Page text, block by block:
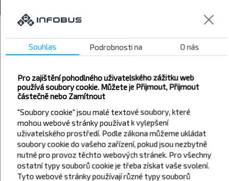
Autobusová nádraží a zastávky
Vlak. Nádr., (McDonald)
Aut. Nádr., prospekt Gagarina 22
nam. Pobedy 62, OC "Alekseevskiy"
Vlak. Nádr.
Aut. Nádr., Moskovskij prospekt 299a
Stanice metra, "Kholodna Gora"
ul. Plekhanovskaya 65, stadion "Metalist"
"McDonalds" (ul. Połtawa Way 57)
Bus Station, "Privokzalnaya", ul. Kotliara 11
Souhlas Podrobnosti na O nás
Pro zajištění pohodlného uživatelského zážitku web
používá soubory cookie. Můžete je Přijmout, Přijmout
částečně nebo Zamítnout
"Soubory cookie" jsou malé textové soubory, které
mohou webové stránky používat k vylepšení
uživatelského prostředí. Podle zákona můžeme ukládat
soubory cookie do vašeho zařízení, pokud jsou nezbytně
nutné pro provoz těchto webových stránek. Pro všechny
ostatní typy souborů cookie je třeba získat vaše svolení.
Tyto webové stránky používají různé typy souborů